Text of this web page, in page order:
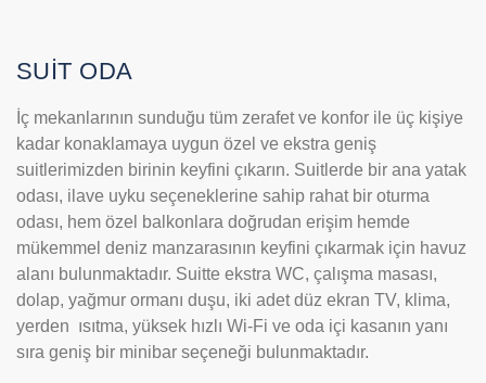
SUİT ODA
İç mekanlarının sunduğu tüm zerafet ve konfor ile üç kişiye
kadar konaklamaya uygun özel ve ekstra geniş
suitlerimizden birinin keyfini çıkarın. Suitlerde bir ana yatak
odası, ilave uyku seçeneklerine sahip rahat bir oturma
odası, hem özel balkonlara doğrudan erişim hemde
mükemmel deniz manzarasının keyfini çıkarmak için havuz
alanı bulunmaktadır. Suitte ekstra WC, çalışma masası,
dolap, yağmur ormanı duşu, iki adet düz ekran TV, klima,
yerden ısıtma, yüksek hızlı Wi-Fi ve oda içi kasanın yanı
sıra geniş bir minibar seçeneği bulunmaktadır.